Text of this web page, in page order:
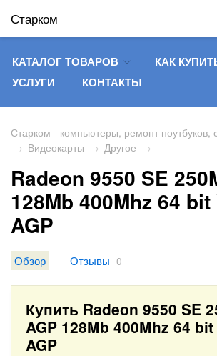
Старком
КАТАЛОГ ТОВАРОВ КАК
УСЛУГИ
КОНТАКТЫ
Старком - компьютеры, ремонт ноутбуков,
→ Видеокарты → Другое →
Radeon 9550 SE
128Mb 400Mhz 64 bit
AGP
Обзор Отзывы 0
Купить Radeon 9550 SE
AGP 128Mb 400Mhz 64 bit
AGP